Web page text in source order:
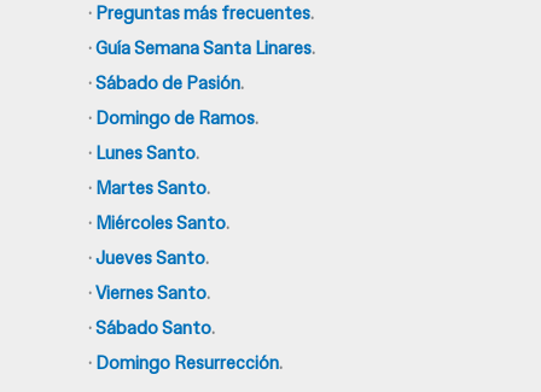
· Preguntas más frecuentes.
·Guía Semana Santa Linares.
·Sábado de Pasión.
· Domingo de Ramos.
· Lunes Santo.
· Martes Santo.
· Miércoles Santo.
·Jueves Santo.
·Viernes Santo.
·Sábado Santo.
· Domingo Resurrección.